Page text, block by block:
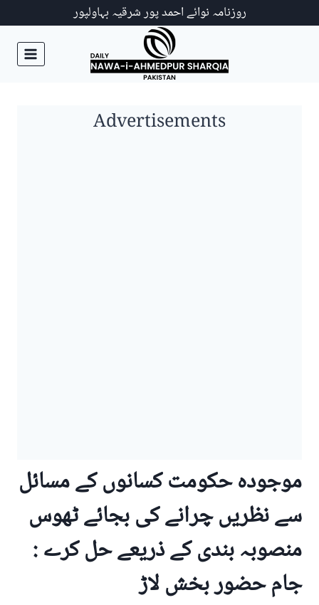
روزنامہ نوائے احمد پور شرقیہ بہاولپور
Advertisements
موجودہ حکومت کسانوں کے مسائل
سے نظریں چرانے کی بجائے ٹھوس
منصوبہ بندی کے ذریعے حل کرے :
جام حضور بخش لاڑ